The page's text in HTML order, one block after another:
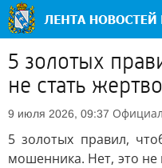
5 золотых
не стать
9 июля 2026, 09:37
5 золотых правил,
мошенника. Нет, это не